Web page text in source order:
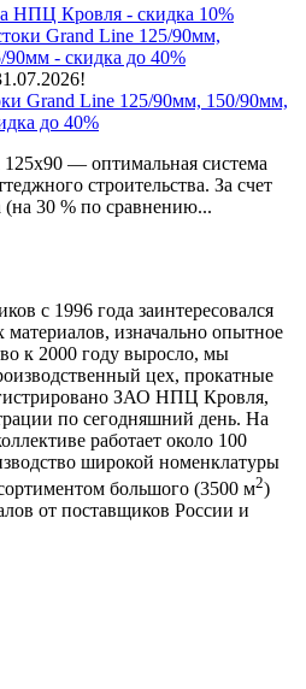
НПЦ Кровля - скидка 10%
Grand Line 125/90мм, 150/90мм,
до 40%
125х90 — оптимальная система
строительства. За счет
(на 30 % по сравнению...
с 1996 года заинтересовался
изначально опытное
к 2000 году выросло, мы
цех, прокатные
ЗАО НПЦ Кровля,
по сегодняшний день. На
работает около 100
широкой номенклатуры
большого (3500 м2)
от поставщиков России и